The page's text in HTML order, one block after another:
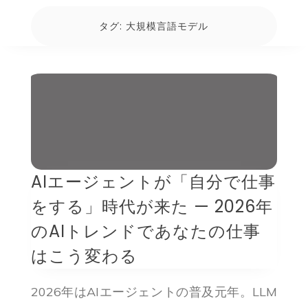
タグ: 大規模言語モデル
AIエージェントが「自分で仕事
をする」時代が来た — 2026年
のAIトレンドであなたの仕事
はこう変わる
2026年はAIエージェントの普及元年。LLM